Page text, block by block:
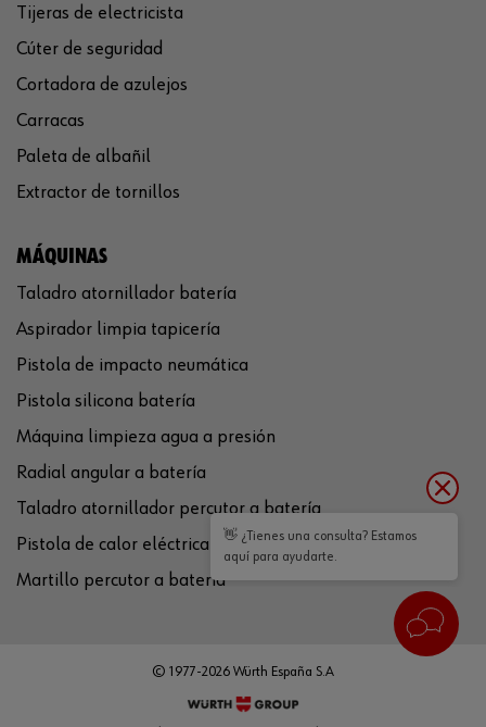
Tijeras de electricista
Cúter de seguridad
Cortadora de azulejos
Carracas
Paleta de albañil
Extractor de tornillos
MÁQUINAS
Taladro atornillador batería
Aspirador limpia tapicería
Pistola de impacto neumática
Pistola silicona batería
Máquina limpieza agua a presión
Radial angular a batería
Taladro atornillador percutor a batería
Pistola de calor eléctrica
Martillo percutor a batería
© 1977-2026 Würth España S.A
👋 ¿Tienes una consulta? Estamos
aquí para ayudarte.